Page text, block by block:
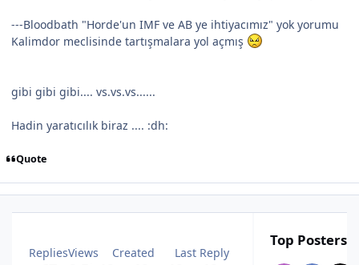
---Bloodbath "Horde'un IMF ve AB ye ihtiyacımız" yok yorumu
Kalimdor meclisinde tartışmalara yol açmış
gibi gibi gibi.... vs.vs.vs......
Hadin yaratıcılık biraz .... :dh:
Quote
RepliesViews Created Last Reply
Top Posters